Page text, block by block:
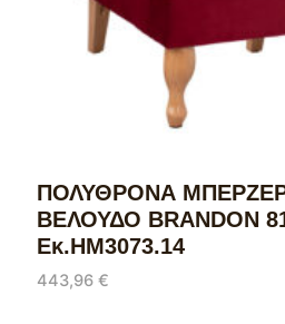
ΠΟΛΥΘΡΟΝΑ
ΒΕΛΟΥΔΟ BRANDON
Εκ.HM3073.14
443,96 €